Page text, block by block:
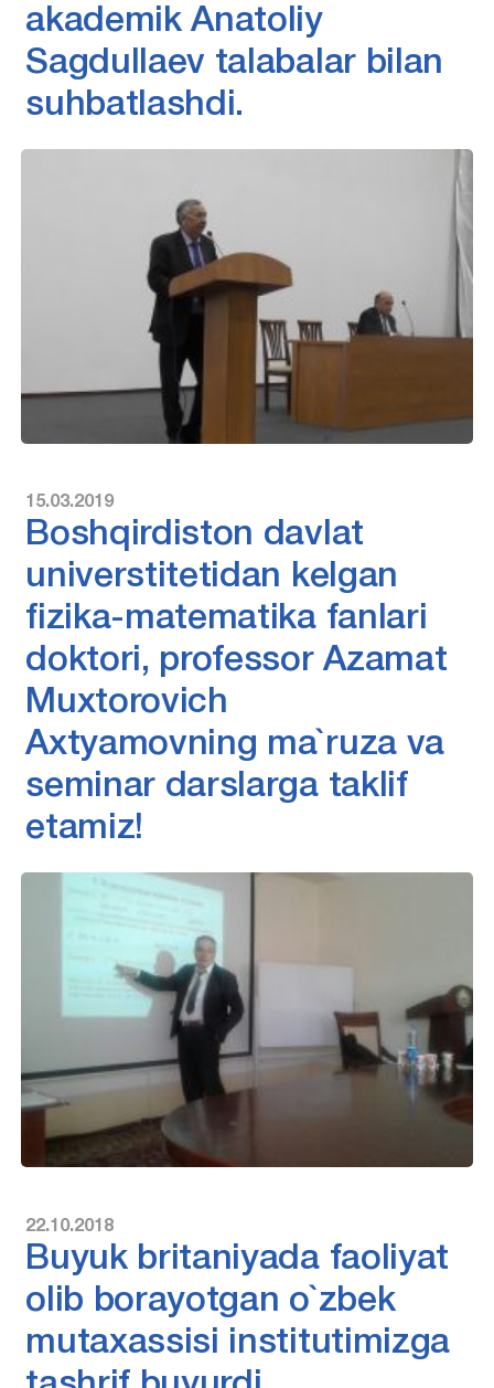
akademik Anatoliy
Sagdullaev talabalar bilan
suhbatlashdi.
15.03.2019
Boshqirdiston davlat
universtitetidan kelgan
fizika-matematika fanlari
doktori, professor Azamat
Muxtorovich
Axtyamovning ma`ruza va
seminar darslarga taklif
etamiz!
22.10.2018
Buyuk britaniyada faoliyat
olib borayotgan o`zbek
mutaxassisi institutimizga